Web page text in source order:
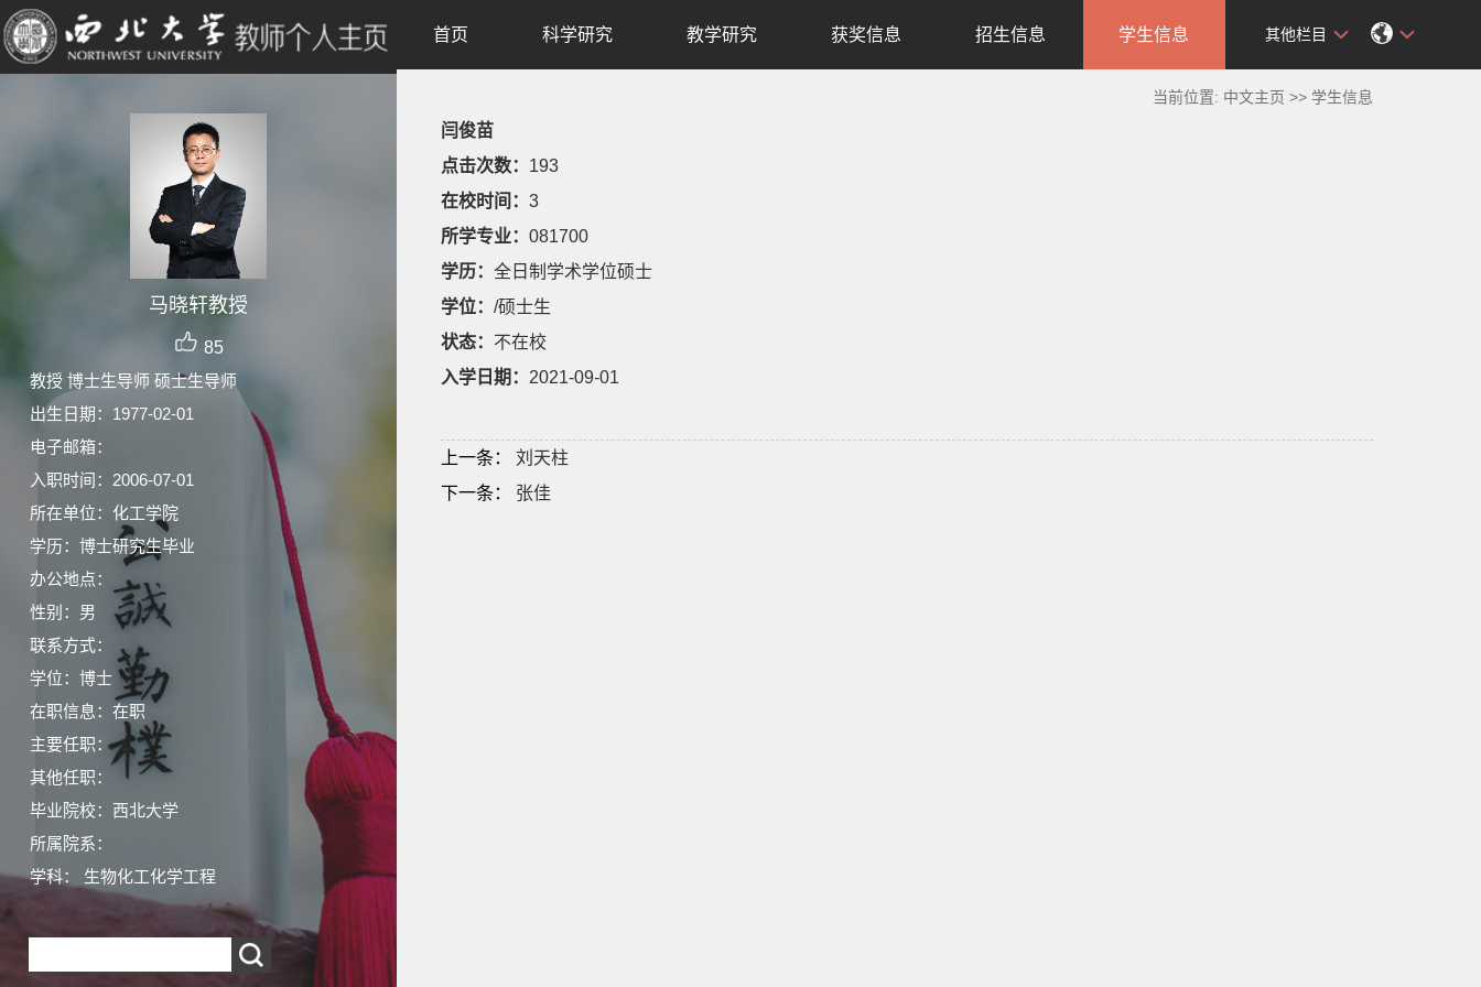
马晓轩教授
85
教授 博士生导师 硕士生导师
出生日期：1977-02-01
电子邮箱：
入职时间：2006-07-01
所在单位：化工学院
学历：博士研究生毕业
办公地点：
性别：男
联系方式：
学位：博士
在职信息：在职
主要任职：
其他任职：
毕业院校：西北大学
所属院系：
学科： 生物化工化学工程
首页 科学研究 教学研究 获奖信息 招生信息 学生信息 其他栏目
当前位置: 中文主页 >> 学生信息
闫俊苗
点击次数： 193
在校时间： 3
所学专业： 081700
学历： 全日制学术学位硕士
学位： /硕士生
状态： 不在校
入学日期： 2021-09-01
上一条：
刘天柱
下一条：
张佳